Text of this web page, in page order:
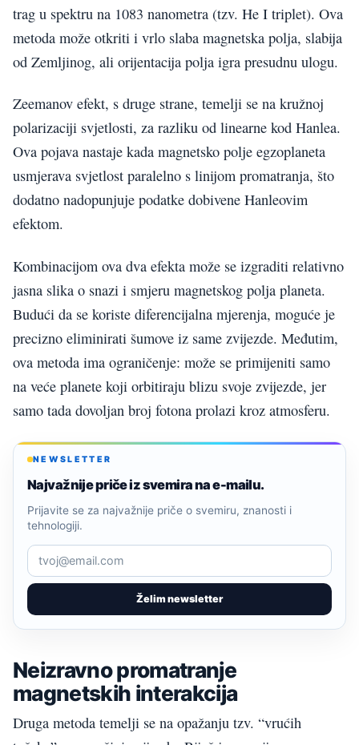
trag u spektru na 1083 nanometra (tzv. He I triplet). Ova
metoda može otkriti i vrlo slaba magnetska polja, slabija
od Zemljinog, ali orijentacija polja igra presudnu ulogu.
Zeemanov efekt, s druge strane, temelji se na kružnoj
polarizaciji svjetlosti, za razliku od linearne kod Hanlea.
Ova pojava nastaje kada magnetsko polje egzoplaneta
usmjerava svjetlost paralelno s linijom promatranja, što
dodatno nadopunjuje podatke dobivene Hanleovim
efektom.
Kombinacijom ova dva efekta može se izgraditi relativno
jasna slika o snazi i smjeru magnetskog polja planeta.
Budući da se koriste diferencijalna mjerenja, moguće je
precizno eliminirati šumove iz same zvijezde. Međutim,
ova metoda ima ograničenje: može se primijeniti samo
na veće planete koji orbitiraju blizu svoje zvijezde, jer
samo tada dovoljan broj fotona prolazi kroz atmosferu.
NEWSLETTER
Najvažnije priče iz svemira na e-mailu.
Želim newsletter
Prijavite se za najvažnije priče o svemiru, znanosti i
tehnologiji.
Neizravno promatranje
magnetskih interakcija
Druga metoda temelji se na opažanju tzv. “vrućih